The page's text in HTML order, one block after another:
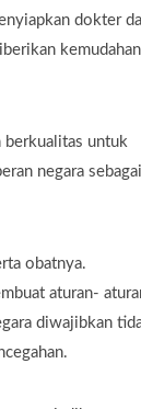
dokter
kemudahan
berkualitas untuk
negara sebagai
obatnya.
aturan-
diwajibkan